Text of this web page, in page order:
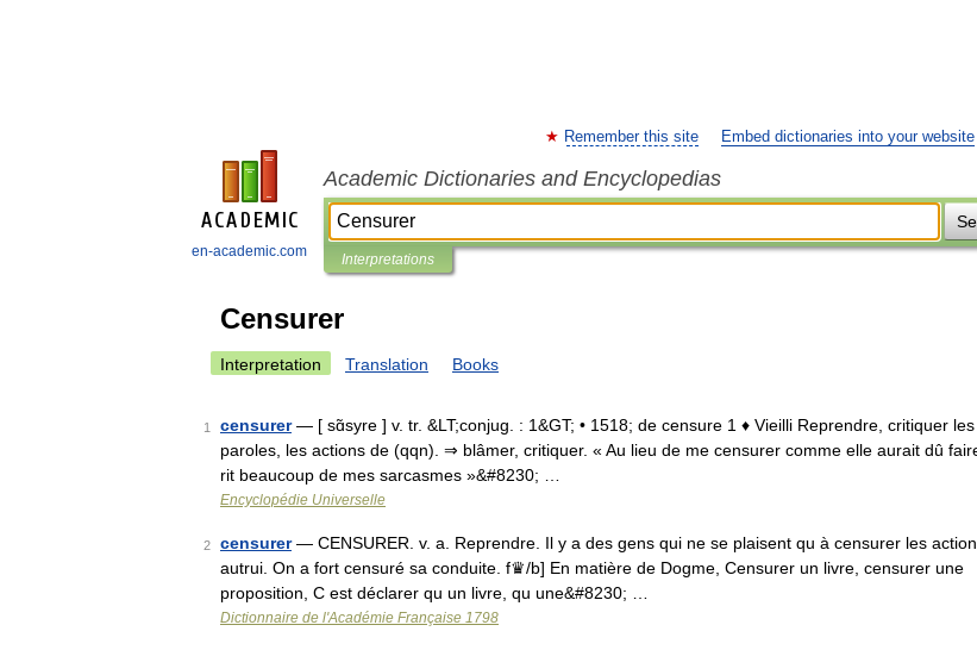
en-academic.com
Remember this site Embed dictionaries into your website
Academic Dictionaries and Encyclopedias
Interpretations
Censurer
Interpretation Translation Books
1 censurer— [ sɑ̃syre ] v. tr. &LT;conjug. : 1&GT; • 1518; de censure 1 ♦ Vieilli Reprendre, critiquer les
paroles, les actions de (qqn). ⇒ blâmer, critiquer. « Au lieu de me censurer comme elle aurait dû
rit beaucoup de mes sarcasmes »&#8230; …
Encyclopédie Universelle
2 censurer— CENSURER. v. a. Reprendre. Il y a des gens qui ne se plaisent qu à censurer les
autrui. On a fort censuré sa conduite. f♛/b] En matière de Dogme, Censurer un livre, censurer une
proposition, C est déclarer qu un livre, qu une&#8230; …
Dictionnaire de l'Académie Française 1798